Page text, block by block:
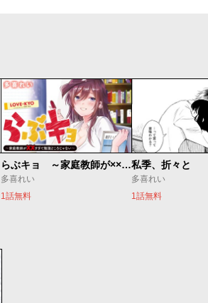
らぶキョ ～家庭教師が××すぎて勉強どころじゃない～
多喜れい
1話無料
私季、折々と
多喜れい
1話無料